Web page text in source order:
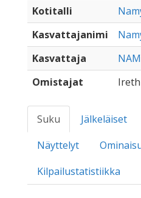
Kotitalli
Kasvattajanimi
Kasvattaja
Omistajat
Suku Jälkeläiset
Näyttelyt
Kilpailustatistiikka